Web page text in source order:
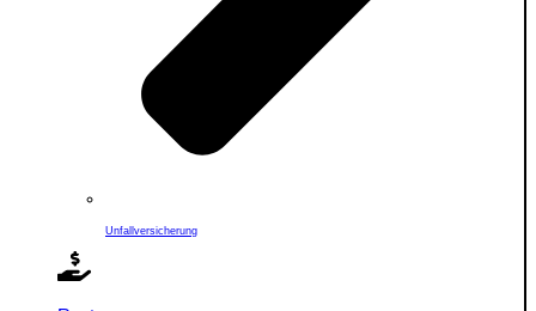
Unfallversicherung